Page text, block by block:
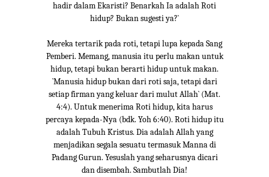
hadir dalam Ekaristi? Benarkah Ia adalah Roti
hidup? Bukan sugesti ya?`
Mereka tertarik pada roti, tetapi lupa kepada Sang
Pemberi. Memang, manusia itu perlu makan untuk
hidup, tetapi bukan berarti hidup untuk makan.
`Manusia hidup bukan dari roti saja, tetapi dari
setiap firman yang keluar dari mulut Allah` (Mat.
4:4). Untuk menerima Roti hidup, kita harus
percaya kepada-Nya (bdk. Yoh 6:40). Roti hidup itu
adalah Tubuh Kristus. Dia adalah Allah yang
menjadikan segala sesuatu termasuk Manna di
Padang Gurun. Yesuslah yang seharusnya dicari
dan disembah. Sambutlah Dia!